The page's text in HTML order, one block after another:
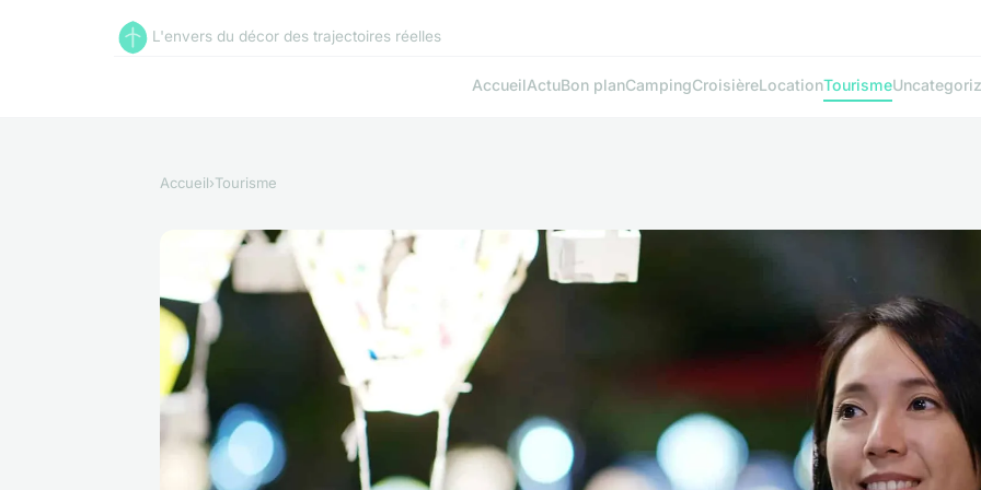
L'envers du décor des trajectoires réelles
AccueilActuBon planCampingCroisièreLocationTourisme
Accueil›Tourisme